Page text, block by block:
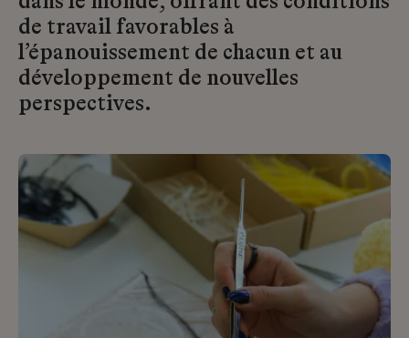
de travail favorables à
l’épanouissement de chacun et au
développement de nouvelles
perspectives.